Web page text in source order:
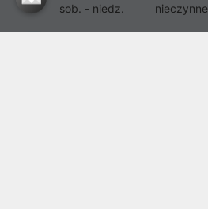
sob. - niedz.
nieczynne